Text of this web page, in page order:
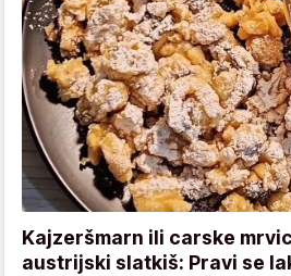
Kajzeršmarn ili carske
austrijski slatkiš: Pravi se